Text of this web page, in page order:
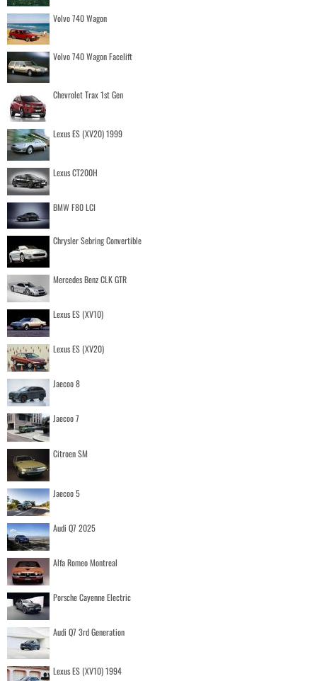
Volvo 740 Wagon
Volvo 740 Wagon Facelift
Chevrolet Trax 1st Gen
Lexus ES (XV20) 1999
Lexus CT200H
BMW F80 LCI
Chrysler Sebring Convertible
Mercedes Benz CLK GTR
Lexus ES (XV10)
Lexus ES (XV20)
Jaecoo 8
Jaecoo 7
Citroen SM
Jaecoo 5
Audi Q7 2025
Alfa Romeo Montreal
Porsche Cayenne Electric
Audi Q7 3rd Generation
Lexus ES (XV10) 1994